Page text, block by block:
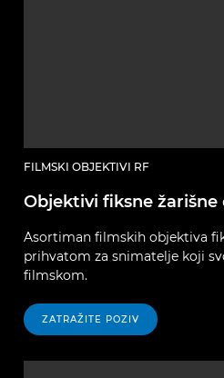
FILMSKI OBJEKTIVI RF
Objektivi fiksne žarišne
Asortiman filmskih objektiva
prihvatom za snimatelje koji
filmskom.
ZATRAŽITE POZIV